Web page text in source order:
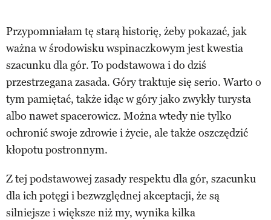
Przypomniałam tę starą historię, żeby pokazać, jak
ważna w środowisku wspinaczkowym jest kwestia
szacunku dla gór. To podstawowa i do dziś
przestrzegana zasada. Góry traktuje się serio. Warto o
tym pamiętać, także idąc w góry jako zwykły turysta
albo nawet spacerowicz. Można wtedy nie tylko
ochronić swoje zdrowie i życie, ale także oszczędzić
kłopotu postronnym.
Z tej podstawowej zasady respektu dla gór, szacunku
dla ich potęgi i bezwzględnej akceptacji, że są
silniejsze i większe niż my, wynika kilka